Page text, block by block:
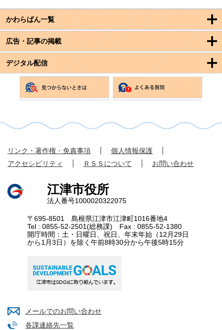
かわらばん一覧
広告・記事の掲載
デジタル配信
リンク・著作権・免責事項
個人情報保護
アクセシビリティ
ＲＳＳについて お問い合わせ
江津市役所
法人番号1000020322075
〒695-8501 島根県江津市江津町1016番地4
Tel : 0855-52-2501(総務課) Fax : 0855-52-1380
開庁時間：土・日曜日、祝日、年末年始（12月29日
から1月3日）を除く午前8時30分から午後5時15分
メールでのお問い合わせ
各課連絡先一覧